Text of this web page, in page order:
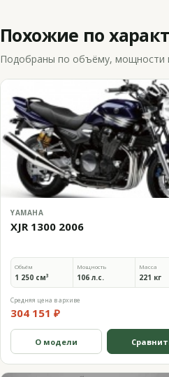
Похожие по
Подобраны по объёму, мощности
YAMAHA
XJR 1300 2006
Объём
1 250 см³
Мощность
106 л.с.
Масса
221 кг
Средняя цена в архиве
304 151 ₽
О модели